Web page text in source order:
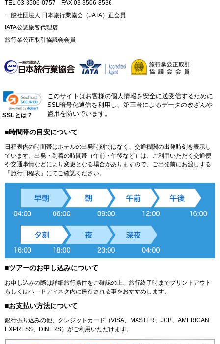
TEL 03-3506-0757 FAX 03-3506-8536
一般社団法人 日本旅行業協会（JATA）正会員
IATA公認旅客代理店
旅行業公正取引協議会会員
SSLとは？
このサイトはお客様の個人情報を安全に送受信するために
SSL暗号化通信を利用し、第三者によるデータの改ざんや
盗用を防いでいます。
■時間帯の目安について
日程表内の時間帯はホテルの出発時刻ではなく、交通機関の出発時刻を表示し
ています。出発・到着の時間帯（午前・午後など）は、ご利用いただく交通便
や交通事情などにより変更となる場合がありますので、ご出発前にお渡しする
「旅行日程表」にてご確認ください。
■ツアーのお申し込みについて
お申し込みの際は詳細旅行条件をご確認の上、旅行終了時までプリントアウト
もしくはハードディスク内に保存される事をおすすめします。
■お支払い方法について
銀行振り込みの他、クレジットカード（VISA、MASTER、JCB、AMERICAN
EXPRESS、DINERS）がご利用いただけます。